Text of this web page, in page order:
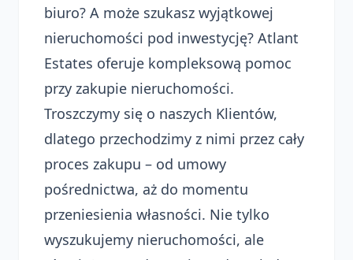
biuro? A może szukasz wyjątkowej
nieruchomości pod inwestycję? Atlant
Estates oferuje kompleksową pomoc
przy zakupie nieruchomości.
Troszczymy się o naszych Klientów,
dlatego przechodzimy z nimi przez cały
proces zakupu – od umowy
pośrednictwa, aż do momentu
przeniesienia własności. Nie tylko
wyszukujemy nieruchomości, ale